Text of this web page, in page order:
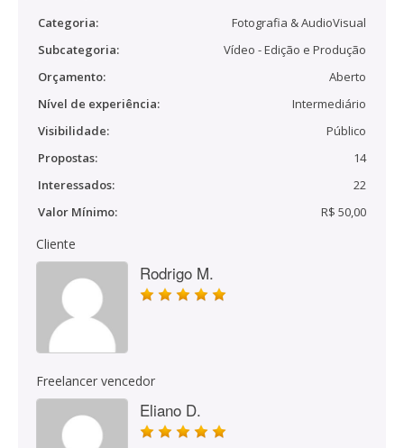
Categoria:
Fotografia & AudioVisual
Subcategoria:
Vídeo - Edição e Produção
Orçamento:
Aberto
Nível de experiência:
Intermediário
Visibilidade:
Público
Propostas:
14
Interessados:
22
Valor Mínimo:
R$ 50,00
Cliente
Rodrigo M.
Freelancer vencedor
Eliano D.